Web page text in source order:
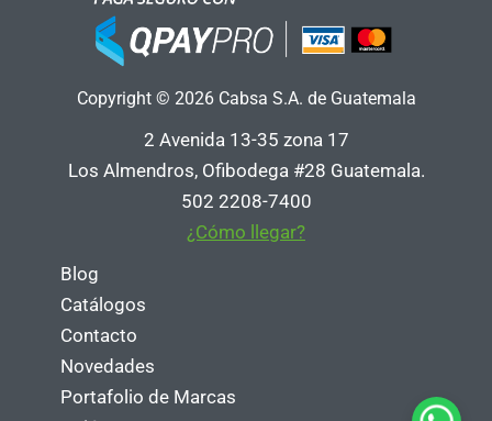
Copyright © 2026 Cabsa S.A. de Guatemala
2 Avenida 13-35 zona 17
Los Almendros, Ofibodega #28 Guatemala.
502 2208-7400
¿Cómo llegar?
Blog
Catálogos
Contacto
Novedades
Portafolio de Marcas